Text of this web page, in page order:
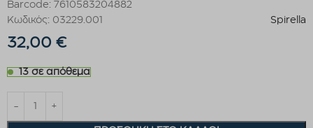
Barcode: 7610583204882
Κωδικός: 03229.001
Spirella
32,00 €
13 σε απόθεμα